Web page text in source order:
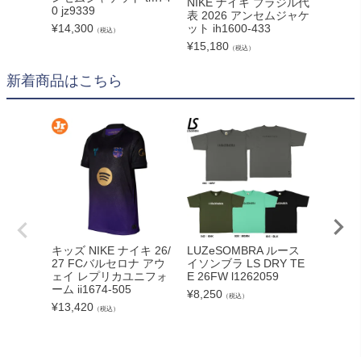
0 jz9339
¥14,300 （税込）
表 2026 アンセムジャケ
ット ih1600-433
¥15,180 （税込）
新着商品はこちら
キッズ NIKE ナイキ 26/
27 FCバルセロナ アウ
ェイ レプリカユニフォ
ーム ii1674-505
¥13,420 （税込）
LUZeSOMBRA ルース
イソンブラ LS DRY TE
E 26FW l1262059
¥8,250 （税込）